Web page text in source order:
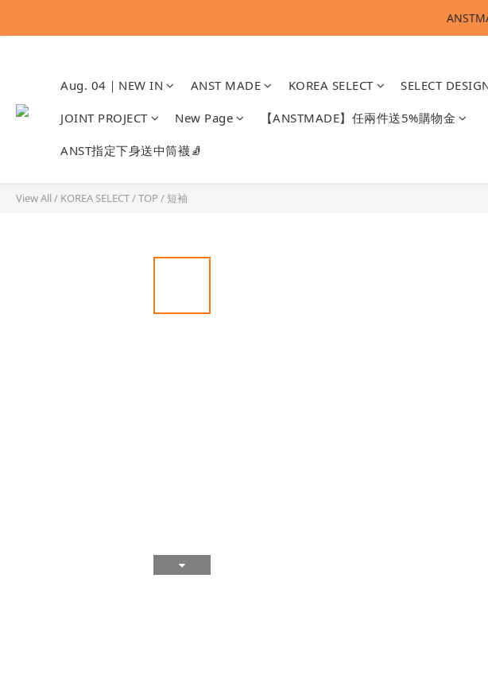
Aug. 04｜NEW IN ANST MADE KOREA SELECT SELECT
JOINT PROJECT New Page 【ANSTMADE】任兩件送5%購物金
ANST指定下身送中筒襪🧦
View All/ KOREA SELECT/TOP /短袖